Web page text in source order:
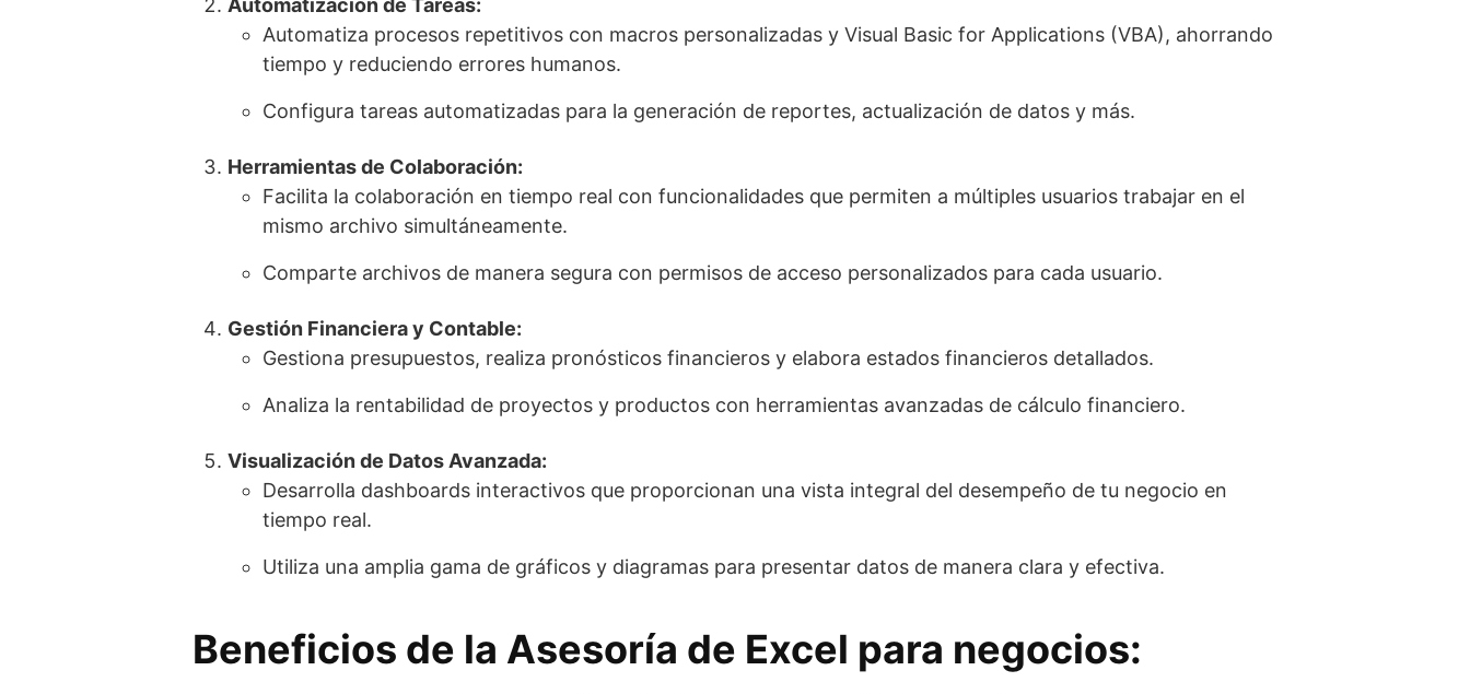
Automatización de Tareas:
Automatiza procesos repetitivos con macros personalizadas y Visual Basic for Applications (VBA), ahorrando
tiempo y reduciendo errores humanos.
Configura tareas automatizadas para la generación de reportes, actualización de datos y más.
Herramientas de Colaboración:
Facilita la colaboración en tiempo real con funcionalidades que permiten a múltiples usuarios trabajar en el
mismo archivo simultáneamente.
Comparte archivos de manera segura con permisos de acceso personalizados para cada usuario.
Gestión Financiera y Contable:
Gestiona presupuestos, realiza pronósticos financieros y elabora estados financieros detallados.
Analiza la rentabilidad de proyectos y productos con herramientas avanzadas de cálculo financiero.
Visualización de Datos Avanzada:
Desarrolla dashboards interactivos que proporcionan una vista integral del desempeño de tu negocio en
tiempo real.
Utiliza una amplia gama de gráficos y diagramas para presentar datos de manera clara y efectiva.
Beneficios de la Asesoría de Excel para negocios: